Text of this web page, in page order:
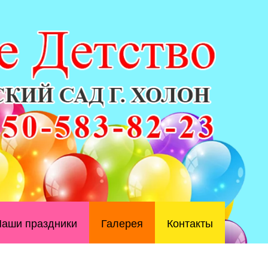
праздники Галерея Контакты